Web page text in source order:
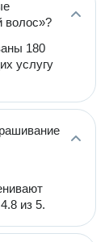
волос»?
180
услугу
из 5.